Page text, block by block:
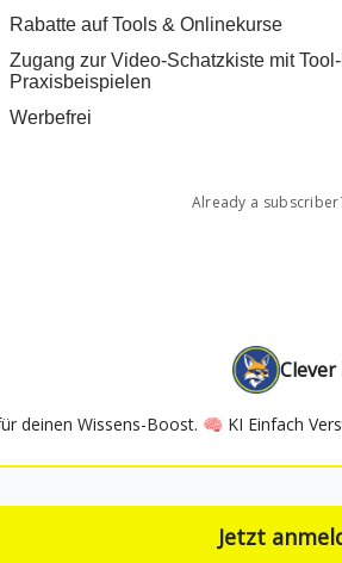
Rabatte auf Tools & Onlinekurse
Zugang zur Video-Schatzkiste mit
Praxisbeispielen
Werbefrei
Already a
Clever
deinen Wissens-Boost. 🧠 KI Einfach